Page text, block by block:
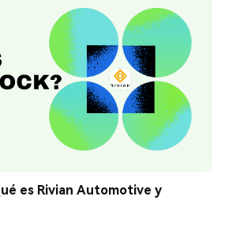
es Rivian Automotive y